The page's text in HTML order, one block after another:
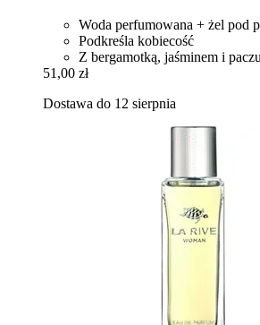
Woda perfumowana + żel pod
Podkreśla kobiecość
Z bergamotką, jaśminem i
51,00 zł
Dostawa do 12 sierpnia